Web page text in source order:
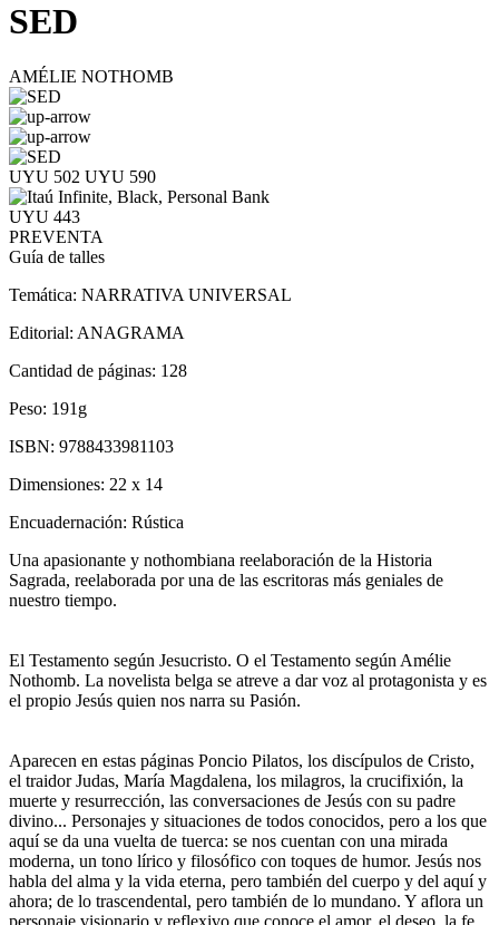
SED
AMÉLIE NOTHOMB
UYU 502 UYU 590
UYU 443
PREVENTA
Guía de talles
Temática: NARRATIVA UNIVERSAL
Editorial: ANAGRAMA
Cantidad de páginas: 128
Peso: 191g
ISBN: 9788433981103
Dimensiones: 22 x 14
Encuadernación: Rústica
Una apasionante y nothombiana reelaboración de la Historia
Sagrada, reelaborada por una de las escritoras más geniales de
nuestro tiempo.
El Testamento según Jesucristo. O el Testamento según Amélie
Nothomb. La novelista belga se atreve a dar voz al protagonista y es
el propio Jesús quien nos narra su Pasión.
Aparecen en estas páginas Poncio Pilatos, los discípulos de Cristo,
el traidor Judas, María Magdalena, los milagros, la crucifixión, la
muerte y resurrección, las conversaciones de Jesús con su padre
divino... Personajes y situaciones de todos conocidos, pero a los que
aquí se da una vuelta de tuerca: se nos cuentan con una mirada
moderna, un tono lírico y filosófico con toques de humor. Jesús nos
habla del alma y la vida eterna, pero también del cuerpo y del aquí y
ahora; de lo trascendental, pero también de lo mundano. Y aflora un
personaje visionario y reflexivo que conoce el amor, el deseo, la fe,